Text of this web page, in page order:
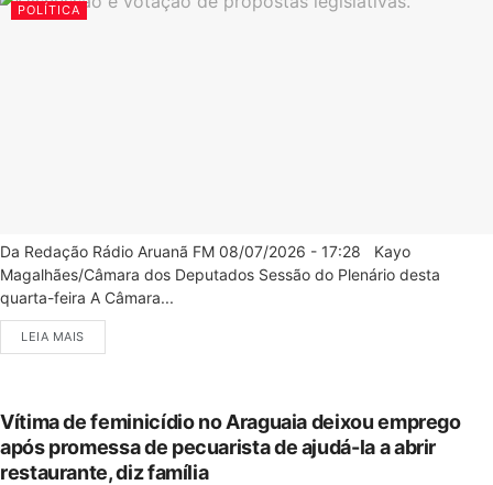
POLÍTICA
Da Redação Rádio Aruanã FM 08/07/2026 - 17:28 Kayo
Magalhães/Câmara dos Deputados Sessão do Plenário desta
quarta-feira A Câmara...
LEIA MAIS
Vítima de feminicídio no Araguaia deixou emprego
após promessa de pecuarista de ajudá-la a abrir
restaurante, diz família